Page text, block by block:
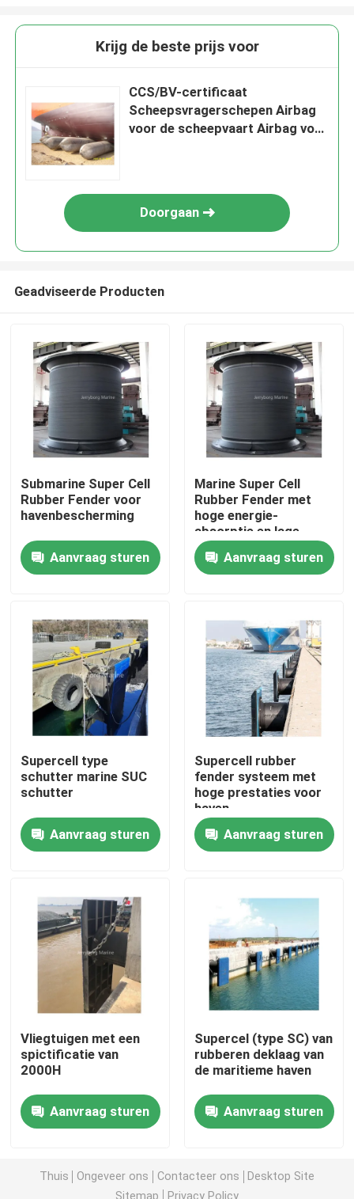
Huis
Producten
Ongeveer ons
Contacteer ons
Nieuws
Gevallen
Yokohama Pneumatisch Stootkussen
hydro pneumatisch stootkussen
Marien Rubberluchtkussen
schuim gevuld stootkussen
mariene olieslang
Marine Navigation Buoy
Krijg de beste prijs voor
CCS/BV-certificaat
Scheepsvragerschepen Airbag
voor de scheepvaart Airbag voor
Doorgaan
Geadviseerde Producten
Submarine Super Cell
Rubber Fender voor
havenbescherming
Aanvraag sturen
Marine Super Cell
Rubber Fender met
hoge energie-
absorptie en lage
reactie kracht
Aanvraag sturen
Supercell type
schutter marine SUC
schutter
Aanvraag sturen
Supercell rubber
fender systeem met
hoge prestaties voor
haven
Aanvraag sturen
Vliegtuigen met een
spictificatie van
2000H
Aanvraag sturen
Supercel (type SC) van
rubberen deklaag van
de maritieme haven
Aanvraag sturen
Thuis Ongeveer ons Contacteer ons
Desktop Site
Sitemap
Privacy Policy